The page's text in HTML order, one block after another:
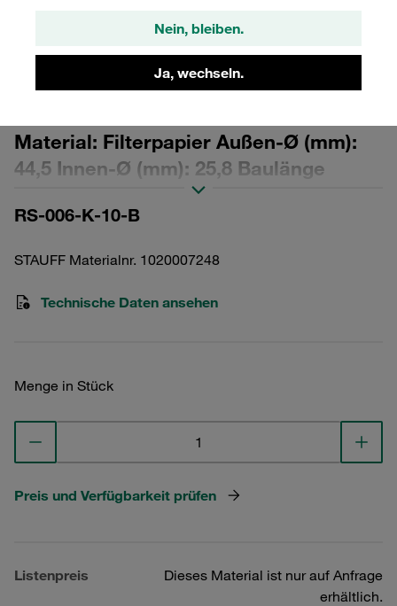
Nein, bleiben.
Ja, wechseln.
tatsächlichen Produkt abweichen.
Austausch-Filterelement für
Material: Filterpapier Außen-Ø (mm):
44,5 Innen-Ø (mm): 25,8 Baulänge
RS-006-K-10-B
STAUFF Materialnr. 1020007248
Technische Daten ansehen
Menge in Stück
Preis und Verfügbarkeit prüfen
Listenpreis
Dieses Material ist nur auf Anfrage
erhältlich.